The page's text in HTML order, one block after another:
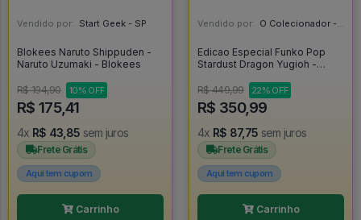
Vendido por: Start Geek - SP
Blokees Naruto Shippuden -
Naruto Uzumaki - Blokees
R$ 194,90 10% OFF
R$ 175,41
4x R$ 43,85 sem juros
Frete Grátis
Aqui tem cupom
Carrinho
Vendido por: O Colecionador - SP
Edicao Especial Funko Pop
Stardust Dragon Yugioh -
R$ 449,99
22% OFF
R$ 350,99
4x R$ 87,75 sem juros
Frete Grátis
Aqui tem cupom
Carrinho